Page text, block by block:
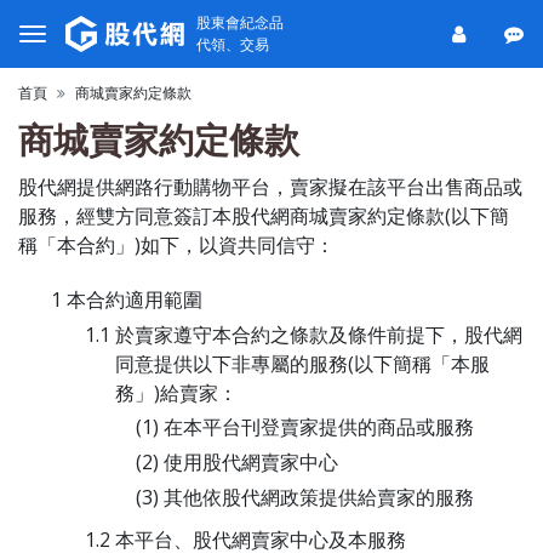
股東會紀念品
代領、交易
首頁 商城賣家約定條款
商城賣家約定條款
股代網提供網路行動購物平台，賣家擬在該平台出售商品或
服務，經雙方同意簽訂本股代網商城賣家約定條款(以下簡
稱「本合約」)如下，以資共同信守：
本合約適用範圍
於賣家遵守本合約之條款及條件前提下，股代網
同意提供以下非專屬的服務(以下簡稱「本服
務」)給賣家：
在本平台刊登賣家提供的商品或服務
使用股代網賣家中心
其他依股代網政策提供給賣家的服務
本平台、股代網賣家中心及本服務